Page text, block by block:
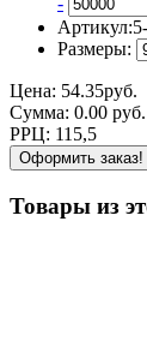
Артикул:
Размеры:
Цена: 54.35руб.
Сумма: 0.00 руб.
РРЦ: 115,5
Оформить заказ!
Товары из